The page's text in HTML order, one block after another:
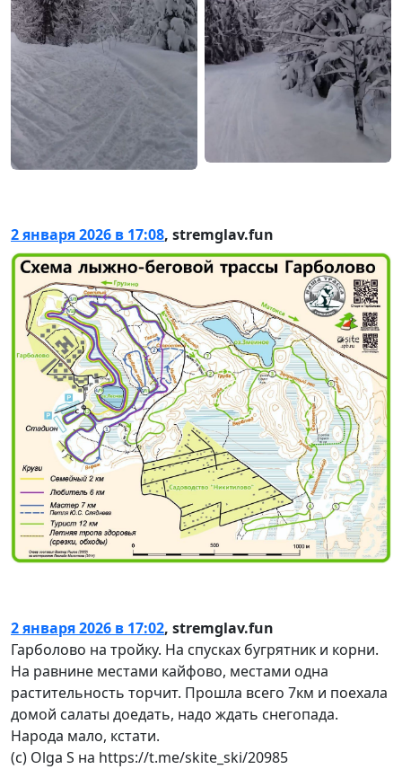
2 января 2026 в 17:08, stremglav.fun
2 января 2026 в 17:02, stremglav.fun
Гарболово на тройку. На спусках бугрятник и корни.
На равнине местами кайфово, местами одна
растительность торчит. Прошла всего 7км и поехала
домой салаты доедать, надо ждать снегопада.
Народа мало, кстати.
(с) Olga S на https://t.me/skite_ski/20985